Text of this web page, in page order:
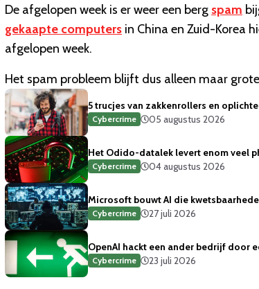
De afgelopen week is er weer een berg spam
gekaapte computers in China en Zuid-Korea
afgelopen week.
Het spam probleem blijft dus alleen maar
5 trucjes van zakkenrollers en
Cybercrime 05 augustus 2026
Het Odido-datalek levert enom veel
Cybercrime 04 augustus 2026
Microsoft bouwt AI die
Cybercrime 27 juli 2026
OpenAI hackt een ander bedrijf door
Cybercrime 23 juli 2026